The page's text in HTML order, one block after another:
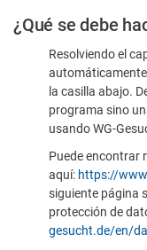
¿Qué se debe
Resolviendo el
la casilla abajo.
programa sino
usando WG-
Puede encontrar
aquí: https://
siguiente página
protección de
gesucht.de/en/